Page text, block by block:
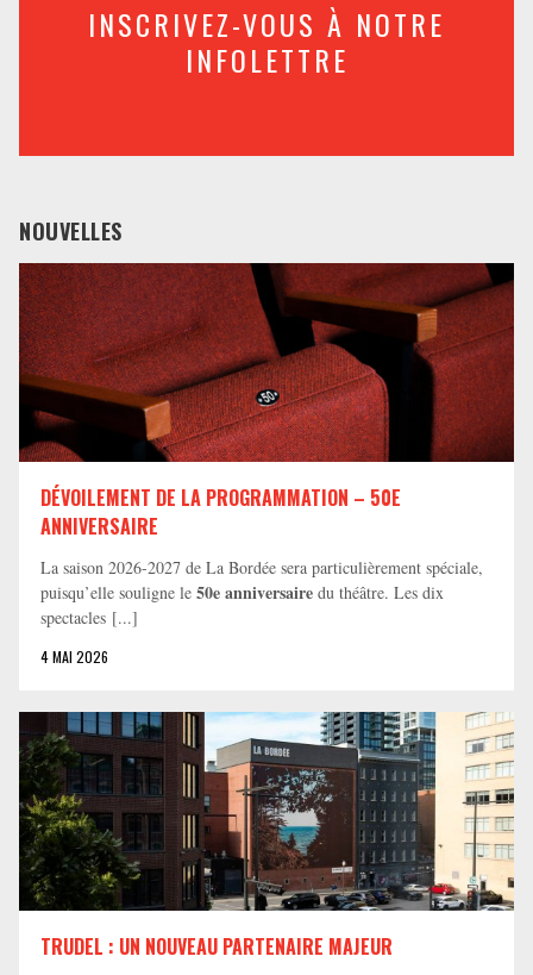
INSCRIVEZ-VOUS À NOTRE
INFOLETTRE
NOUVELLES
DÉVOILEMENT DE LA PROGRAMMATION – 50E
ANNIVERSAIRE
La saison 2026-2027 de La Bordée sera particulièrement spéciale,
puisqu’elle souligne le 50e anniversaire du théâtre. Les dix
spectacles [...]
4 MAI 2026
TRUDEL : UN NOUVEAU PARTENAIRE MAJEUR